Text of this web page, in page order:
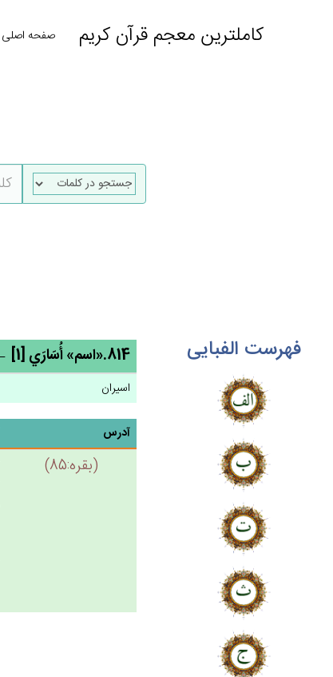
کاملترین معجم قرآن کریم صفحه اصلی
فهرست الفبایی 814.«اسم» أُسَارَي [1] ← اسر
اسیران
آدرس
(بقره:85)